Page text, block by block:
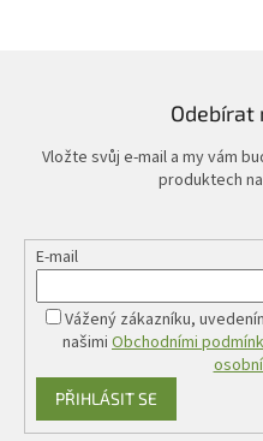
Vložte svůj e-mail a my vám
produktech
E-mail
Vážený zákazníku,
našimi Obchodními
PŘIHLÁSIT SE